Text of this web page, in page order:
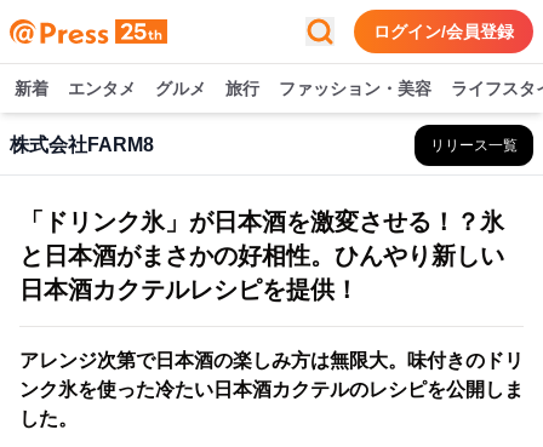
ログイン/会員登録
新着 エンタメ グルメ 旅行 ファッション・美容 ライフスタ
株式会社FARM8 リリース一覧
「ドリンク氷」が日本酒を激変させる！？氷
と日本酒がまさかの好相性。ひんやり新しい
日本酒カクテルレシピを提供！
アレンジ次第で日本酒の楽しみ方は無限大。味付きのドリ
ンク氷を使った冷たい日本酒カクテルのレシピを公開しま
した。